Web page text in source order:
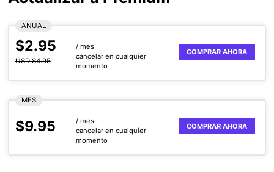
ANUAL
$2.95
USD $4.95
/ mes
cancelar en cualquier
momento
COMPRAR AHORA
MES
$9.95
/ mes
cancelar en cualquier
momento
COMPRAR AHORA